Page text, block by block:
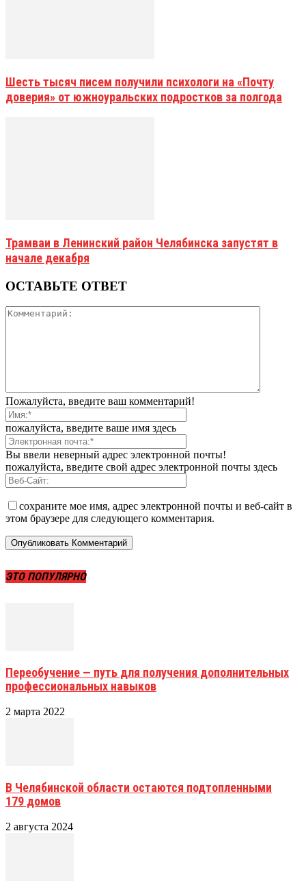
Шесть тысяч писем получили психологи на «Почту
доверия» от южноуральских подростков за полгода
Трамваи в Ленинский район Челябинска запустят в
начале декабря
ОСТАВЬТЕ ОТВЕТ
Пожалуйста, введите ваш комментарий!
пожалуйста, введите ваше имя здесь
Вы ввели неверный адрес электронной почты!
пожалуйста, введите свой адрес электронной почты здесь
сохраните мое имя, адрес электронной почты и веб-сайт в
этом браузере для следующего комментария.
ЭТО ПОПУЛЯРНО
Переобучение — путь для получения дополнительных
профессиональных навыков
2 марта 2022
В Челябинской области остаются подтопленными
179 домов
2 августа 2024